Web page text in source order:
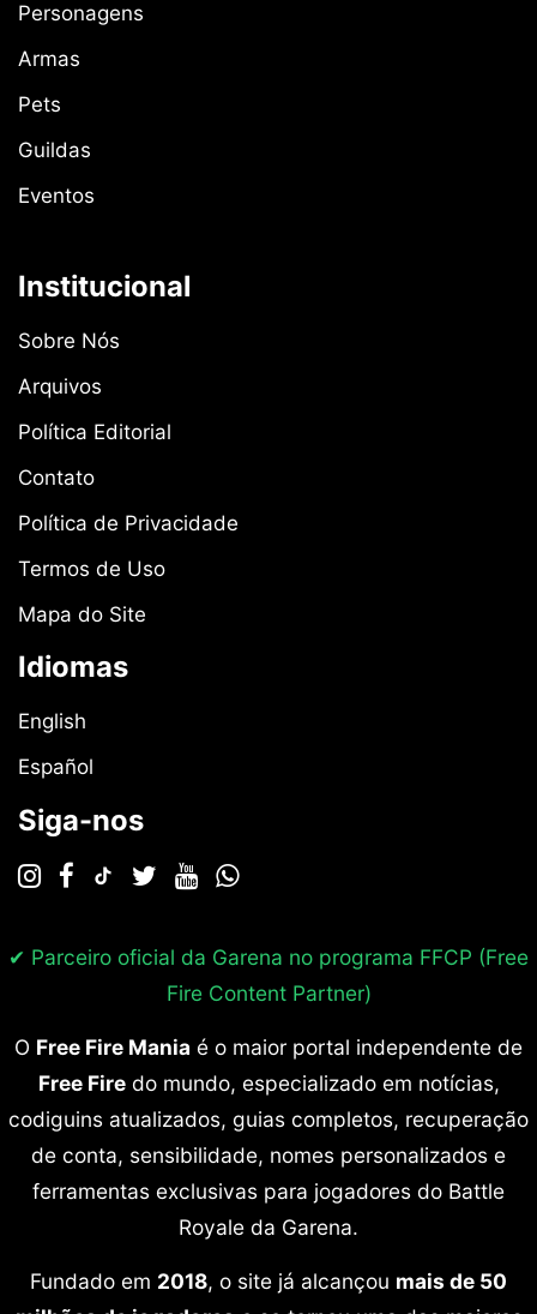
Personagens
Armas
Pets
Guildas
Eventos
Institucional
Sobre Nós
Arquivos
Política Editorial
Contato
Política de Privacidade
Termos de Uso
Mapa do Site
Idiomas
English
Español
Siga-nos
✔ Parceiro oficial da Garena no programa FFCP (Free
Fire Content Partner)
O Free Fire Mania é o maior portal independente de
Free Firedo mundo, especializado em notícias,
codiguins atualizados, guias completos, recuperação
de conta, sensibilidade, nomes personalizados e
ferramentas exclusivas para jogadores do Battle
Royale da Garena.
Fundado em 2018, o site já alcançou mais de 50